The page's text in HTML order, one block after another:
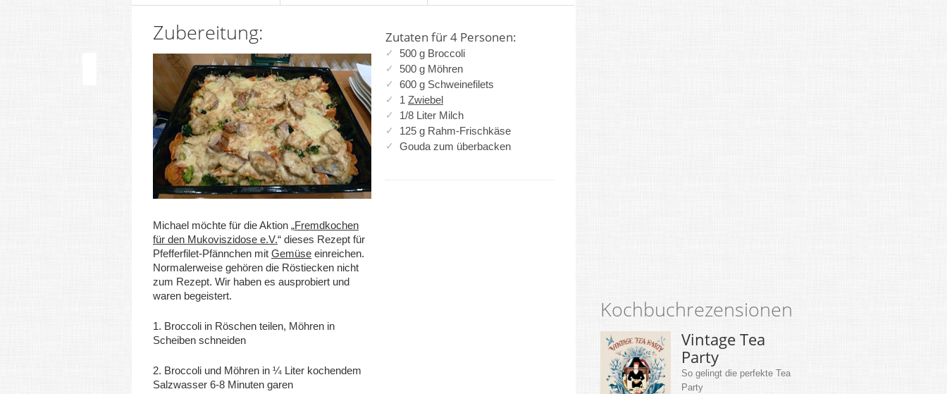
Zutaten für 4 Personen:
500 g Broccoli
500 g Möhren
600 g Schweinefilets
1 Zwiebel
1/8 Liter Milch
125 g Rahm-Frischkäse
Gouda zum überbacken
Zubereitung:
Michael möchte für die Aktion „Fremdkochen
für den Mukoviszidose e.V.“ dieses Rezept für
Pfefferfilet-Pfännchen mit Gemüse einreichen.
Normalerweise gehören die Röstiecken nicht
zum Rezept. Wir haben es ausprobiert und
waren begeistert.
1. Broccoli in Röschen teilen, Möhren in
Scheiben schneiden
2. Broccoli und Möhren in ¼ Liter kochendem
Salzwasser 6-8 Minuten garen
Kochbuchrezensionen
Vintage Tea
Party
So gelingt die perfekte Tea
Party